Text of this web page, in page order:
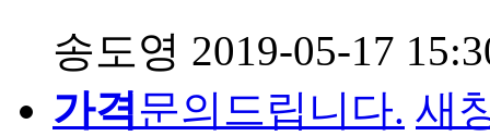
송도영 2019-05-17
가격문의드립니다. 새